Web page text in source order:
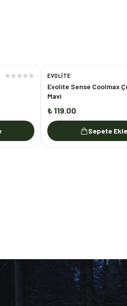
EVOLITE
Evolite Sense Coolmax
Mavi
₺ 119.00
Sepete Ekle